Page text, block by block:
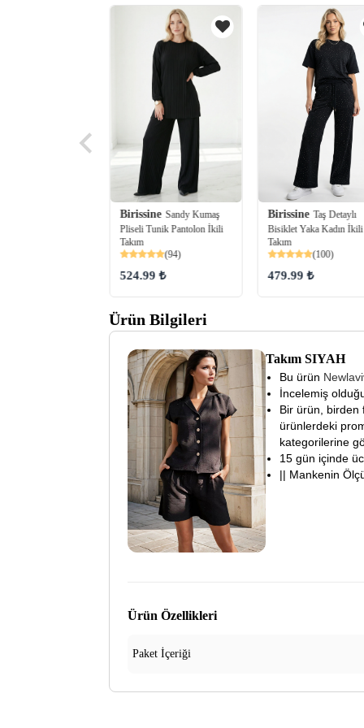
Birissine Sandy Kumaş
Pliseli Tunik Pantolon İkili
Takım
(94)
524.99 ₺
Birissine Taş Detaylı
Bisiklet Yaka Kadın İkili
Takım
(100)
479.99 ₺
Ürün Bilgileri
Takım SIYAH
Bu ürün
İncelemiş
Bir ürün, birden
ürünlerdeki
kategorilerine
15 gün içinde
|| Mankenin
Ürün Özellikleri
Paket İçeriği